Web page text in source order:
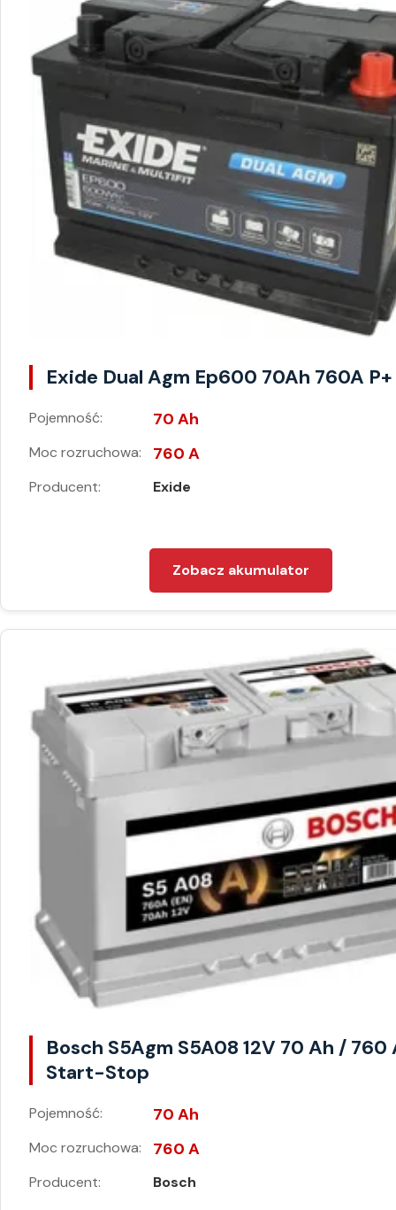
Exide Dual Agm Ep600 70Ah 760A P+
Pojemność: 70 Ah
Moc rozruchowa: 760 A
Producent: Exide
Zobacz akumulator
Bosch S5Agm S5A08 12V 70 Ah / 760
Start-Stop
Pojemność: 70 Ah
Moc rozruchowa: 760 A
Producent: Bosch